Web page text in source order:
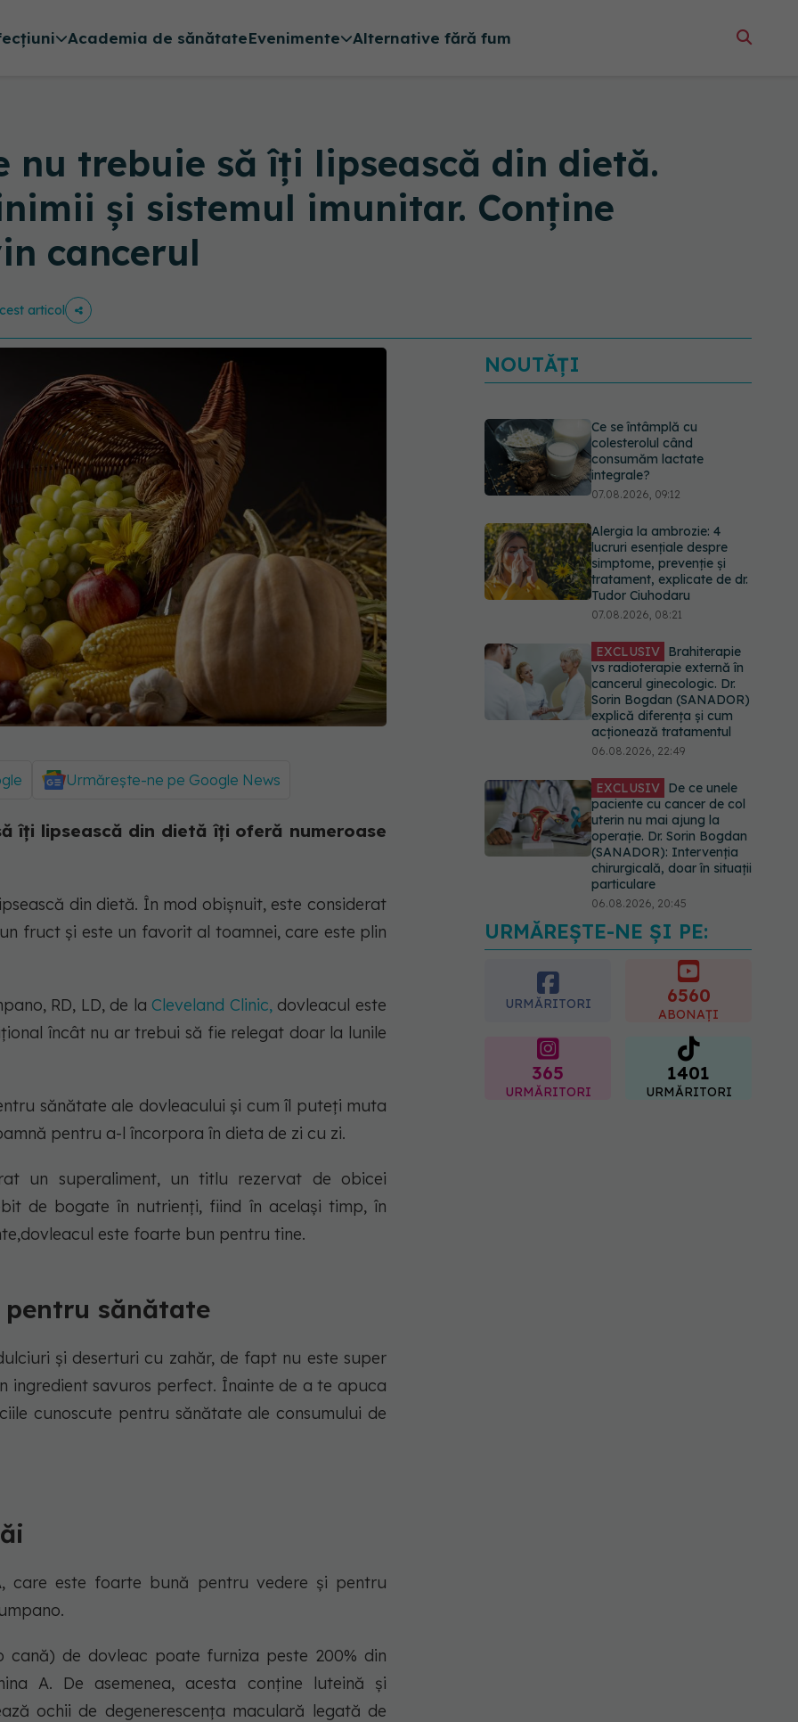
Academia de sănătateEvenimente Alternative fără fum
nu trebuie să îți lipsească din dietă.
și sistemul imunitar. Conține
cancerul
articol
Urmărește-ne pe Google News
îți lipsească din dietă îți oferă numeroase
din dietă. În mod obișnuit, este considerat
fruct și este un favorit al toamnei, care este plin
RD, LD, de laCleveland Clinic, dovleacul este
încât nu ar trebui să fie relegat doar la lunile
sănătate ale dovleacului și cum îl puteți muta
pentru a-l încorpora în dieta de zi cu zi.
un superaliment, un titlu rezervat de obicei
de bogate în nutrienți, fiind în același timp, în
este foarte bun pentru tine.
sănătate
și deserturi cu zahăr, de fapt nu este super
ingredient savuros perfect. Înainte de a te apuca
cunoscute pentru sănătate ale consumului de
care este foarte bună pentru vedere și pentru
de dovleac poate furniza peste 200% din
A. De asemenea, acesta conține luteină și
ochii de degenerescența maculară legată de
NOUTĂȚI
Ce se întâmplă cu
colesterolul când
consumăm lactate
integrale?
07.08.2026, 09:12
Alergia la ambrozie: 4
lucruri esențiale despre
simptome, prevenție și
tratament, explicate de dr.
Tudor Ciuhodaru
07.08.2026, 08:21
EXCLUSIV Brahiterapie
vs radioterapie externă în
cancerul ginecologic. Dr.
Sorin Bogdan (SANADOR)
explică diferența și cum
acționează tratamentul
06.08.2026, 22:49
EXCLUSIV De ce unele
paciente cu cancer de col
uterin nu mai ajung la
operație. Dr. Sorin Bogdan
(SANADOR): Intervenția
chirurgicală, doar în situații
particulare
06.08.2026, 20:45
EXCLUSIV Ce grăbește
apariția ridurilor. Nu este
doar vârsta. Ce spun
07.08.2026, 10:02
URMĂREȘTE-NE ȘI PE:
URMĂRITORI 6560
ABONAȚI
365
URMĂRITORI
1401
URMĂRITORI